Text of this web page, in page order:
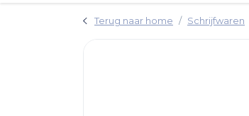
Terug naar home Schrijfwaren